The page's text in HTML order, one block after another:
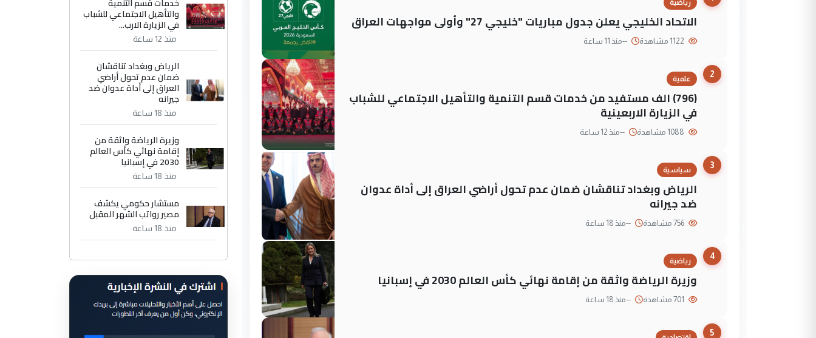
رياضية
الاتحاد الخليجي يعلن جدول مباريات "خليجي 27" وأولى مواجهات العراق
--منذ 11 ساعة
2
علمية
(796) الف مستفيد من خدمات قسم التنمية والتأهيل الاجتماعي للشباب
في الزيارة الاربعينية
--منذ 12 ساعة
3
سياسية
الرياض وبغداد تناقشان ضمان عدم تحول أراضي العراق إلى أداة عدوان
ضد جيرانه
--منذ 18 ساعة
4
رياضية
وزيرة الرياضة واثقة من إقامة نهائي كأس العالم 2030 في إسبانيا
--منذ 18 ساعة
5
والتأهيل الاجتماعي للشباب
في الزيارة الارب...
منذ 12 ساعة
الرياض وبغداد تناقشان
ضمان عدم تحول أراضي
العراق إلى أداة عدوان ضد
جيرانه
منذ 18 ساعة
وزيرة الرياضة واثقة من
إقامة نهائي كأس العالم
2030 في إسبانيا
منذ 18 ساعة
مستشار حكومي يكشف
مصير رواتب الشهر المقبل
منذ 18 ساعة